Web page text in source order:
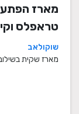
טראפלס
שוקולאב
מארז שקית